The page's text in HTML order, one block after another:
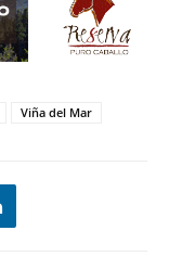
Viña del Mar